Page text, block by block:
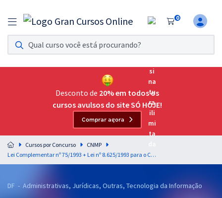
0
Assinatura Ilimitada 11
Acesso a todos os cursos. Teste grátis por 7 dias!
Assinatura OAB Até Passar
Acesso ilimitado a toda preparação para o Exame da
Residências Multiprofissionais
Preparação completa e intensiva para as principais
residências em saúde do Brasil
Desconto de 20% em todos os
cursos avulsos do site SÓ HOJE!
Comprar agora
Cursos por Concurso
CNMP
Lei Complementar nº 75/1993 + Lei nº 8.625/1993 para o CNMP - Conselho Nacional do Ministério Público - Professor: Francion Santos
DF - Administrativas, Jurídicas, Outras, Tecnologia da Informação